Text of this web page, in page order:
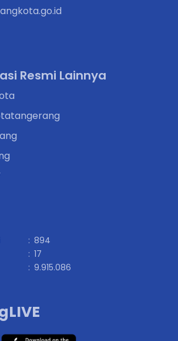
Resmi Lainnya
: 894
: 17
: 9.915.086